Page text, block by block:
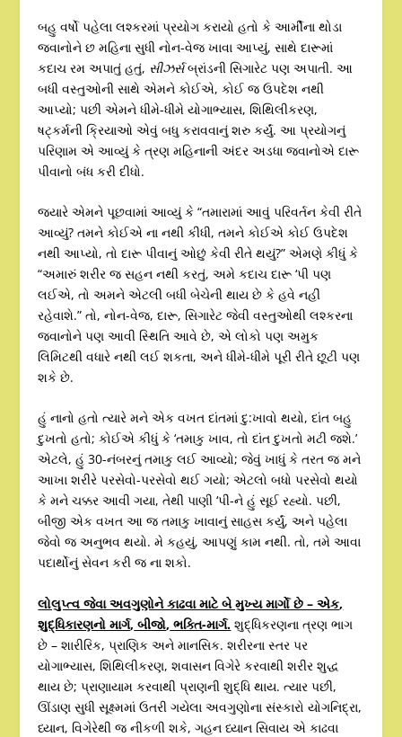
બહુ વર્ષો પહેલા લશ્કરમાં પ્રયોગ કરાયો હતો કે આર્મીના થોડા
જવાનોને છ મહિના સુધી નોન-વેજ ખાવા આપ્યું, સાથે દારૂમાં
કદાચ રમ અપાતું હતું, સીઝર્સબ્રાંડની સિગારેટ પણ અપાતી. આ
બધી વસ્તુઓની સાથે એમને કોઈએ, કોઈ જ ઉપદેશ નથી
આપ્યો; પછી એમને ધીમે-ધીમે યોગાભ્યાસ, શિથિલીકરણ,
ષટ્કર્મની ક્રિયાઓ એવું બધુ કરાવવાનું શરુ કર્યું. આ પ્રયોગનું
પરિણામ એ આવ્યું કે ત્રણ મહિનાની અંદર અડધા જવાનોએ દારૂ
પીવાનો બંધ કરી દીધો.
જ્યારે એમને પૂછવામાં આવ્યું કે “તમારામાં આવું પરિવર્તન કેવી રીતે
આવ્યું? તમને કોઈએ ના નથી કીધી, તમને કોઈએ કોઈ ઉપદેશ
નથી આપ્યો, તો દારૂ પીવાનું ઓછું કેવી રીતે થયું?” એમણે કીધું કે
“અમારું શરીર જ સહન નથી કરતું, અમે કદાચ દારૂ ‘પી પણ
લઈએ, તો અમને એટલી બધી બેચેની થાય છે કે હવે નહીં
રહેવાશે.” તો, નોન-વેજ, દારૂ, સિગારેટ જેવી વસ્તુઓથી લશ્કરના
જવાનોને પણ આવી સ્થિતિ આવે છે, એ લોકો પણ અમુક
લિમિટથી વધારે નથી લઈ શકતા, અને ધીમે-ધીમે પૂરી રીતે છૂટી પણ
શકે છે.
હું નાનો હતો ત્યારે મને એક વખત દાંતમાં દુ:ખાવો થયો, દાંત બહુ
દુખતો હતો; કોઈએ કીધું કે ‘તમાકુ ખાવ, તો દાંત દુખતો મટી જશે.’
એટલે, હું 30-નંબરનું તમાકુ લઈ આવ્યો; જેવું ખાધું કે તરત જ મને
આખા શરીરે પરસેવો-પરસેવો થઈ ગયો; એટલો બધો પરસેવો થયો
કે મને ચક્કર આવી ગયા, તેથી પાણી ‘પી-ને હું સૂઈ રહ્યો. પછી,
બીજી એક વખત આ જ તમાકુ ખાવાનું સાહસ કર્યું, અને પહેલા
જેવો જ અનુભવ થયો. મે કહયું, આપણું કામ નથી. તો, તમે આવા
પદાર્થોનું સેવન કરી જ ના શકો.
લોલુપ્ત્વ જેવા અવગુણોને કાઢવા માટે બે મુખ્ય માર્ગો છે – એક,
શુદ્ધિકારણનો માર્ગ, બીજો, ભક્તિ-માર્ગ. શુદ્ધિકરણના ત્રણ ભાગ
છે – શારીરિક, પ્રાણિક અને માનસિક. શરીરના સ્તર પર
યોગાભ્યાસ, શિથિલીકરણ, શવાસન વિગેરે કરવાથી શરીર શુદ્ધ
થાય છે; પ્રાણાયામ કરવાથી પ્રાણની શુદ્ધિ થાય. ત્યાર પછી,
ઊંડાણ સુધી સૂક્ષ્મમાં ઉતરી ગયેલા અવગુણોના સંસ્કારો યોગનિદ્રા,
ધ્યાન, વિગેરેથી જ નીકળી શકે, ગહન ધ્યાન સિવાય એ કાઢવા